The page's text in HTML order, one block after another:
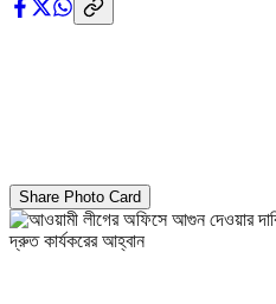
Share Photo Card